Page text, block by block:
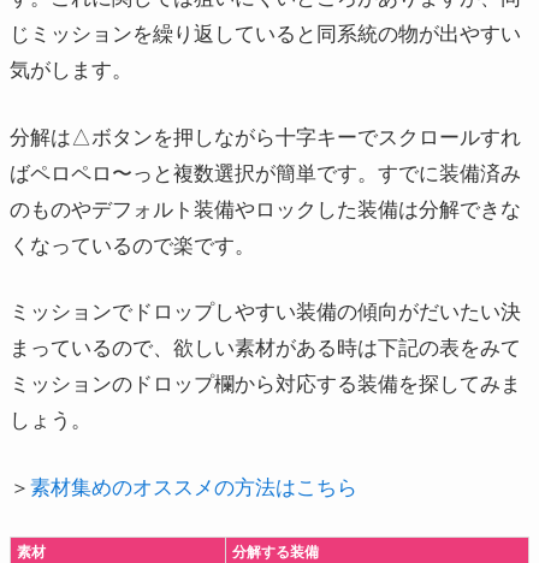
じミッションを繰り返していると同系統の物が出やすい
気がします。
分解は△ボタンを押しながら十字キーでスクロールすれ
ばペロペロ〜っと複数選択が簡単です。すでに装備済み
のものやデフォルト装備やロックした装備は分解できな
くなっているので楽です。
ミッションでドロップしやすい装備の傾向がだいたい決
まっているので、欲しい素材がある時は下記の表をみて
ミッションのドロップ欄から対応する装備を探してみま
しょう。
＞ 素材集めのオススメの方法はこちら
素材
分解する装備